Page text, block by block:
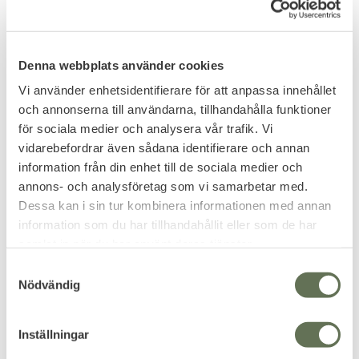
Denna webbplats använder cookies
Vi använder enhetsidentifierare för att anpassa innehållet
och annonserna till användarna, tillhandahålla funktioner
för sociala medier och analysera vår trafik. Vi
vidarebefordrar även sådana identifierare och annan
information från din enhet till de sociala medier och
annons- och analysföretag som vi samarbetar med.
Dessa kan i sin tur kombinera informationen med annan
information som du har tillhandahållit eller som de har
Nödvändig
Inställningar
Lägg till i favoriter
Mil-Tec Vapenväska
Ryggsäck 2x Gevär
Svart
Gevärsfodralet kan även
Lägg till i favoriter
ASG Vapenväska Strike
System Airsoft
122x23x11cm